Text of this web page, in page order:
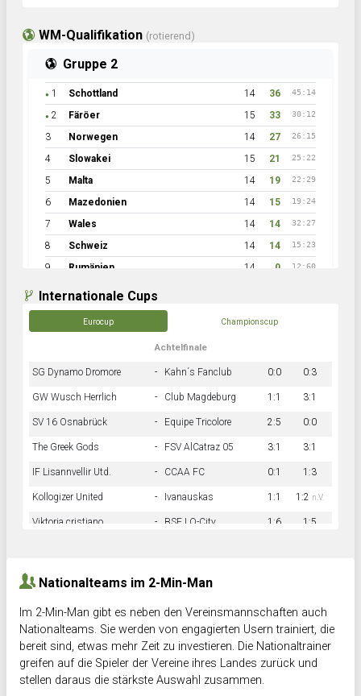
WM-Qualifikation (rotierend)
Gruppe 2
● 1 Schottland 14 36 45:14
● 2 Färöer 15 33 30:12
3 Norwegen 14 27 26:15
4 Slowakei 15 21 25:22
5 Malta 14 19 22:29
6 Mazedonien 14 15 19:24
7 Wales 14 14 32:27
8 Schweiz 14 14 15:23
9 Rumänien 14 0 12:60
Internationale Cups
Eurocup Championscup
Achtelfinale
SG Dynamo Dromore - Kahn´s Fanclub 0:0 0:3
GW Wusch Herrlich - Club Magdeburg 1:1 3:1
SV 16 Osnabrück - Equipe Tricolore 2:5 0:0
The Greek Gods - FSV AlCatraz 05 3:1 3:1
IF Lisannvellir Utd. - CCAA FC 0:1 1:3
Kollogizer United - Ivanauskas 1:1 1:2 n.V.
Viktoria cristiano - BSF LO-City 1:6 1:5
Nationalteams im 2-Min-Man
Im 2-Min-Man gibt es neben den Vereinsmannschaften auch
Nationalteams. Sie werden von engagierten Usern trainiert, die
bereit sind, etwas mehr Zeit zu investieren. Die Nationaltrainer
greifen auf die Spieler der Vereine ihres Landes zurück und
stellen daraus die stärkste Auswahl zusammen.